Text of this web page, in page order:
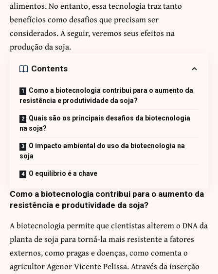
alimentos. No entanto, essa tecnologia traz tanto
benefícios como desafios que precisam ser
considerados. A seguir, veremos seus efeitos na
produção da soja.
Contents
Como a biotecnologia contribui para o aumento da
resistência e produtividade da soja?
Quais são os principais desafios da biotecnologia
na soja?
O impacto ambiental do uso da biotecnologia na
soja
O equilíbrio é a chave
Como a biotecnologia contribui para o aumento da
resistência e produtividade da soja?
A biotecnologia permite que cientistas alterem o DNA da
planta de soja para torná-la mais resistente a fatores
externos, como pragas e doenças, como comenta o
agricultor Agenor Vicente Pelissa. Através da inserção